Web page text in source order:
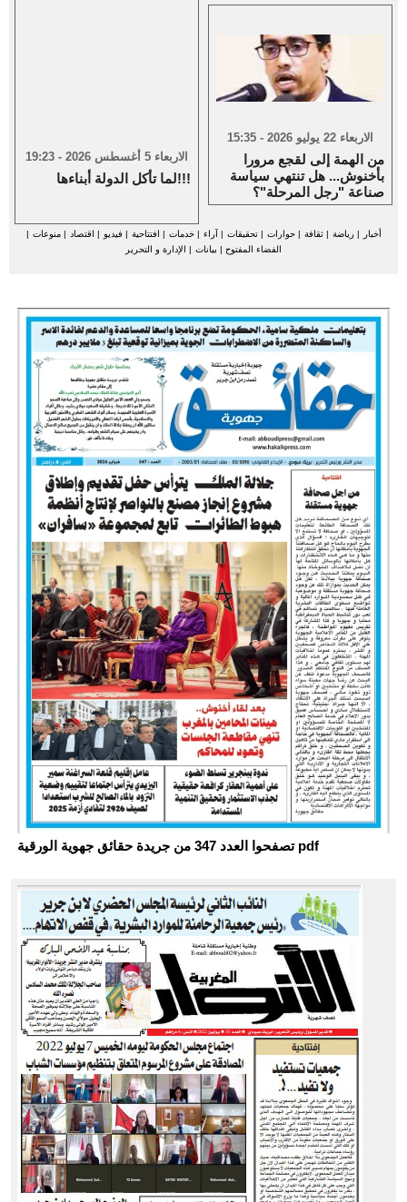
تصفحوا العدد 347 من جريدة حقائق جهوية الورقية pdf
الاربعاء 5 أغسطس 2026 - 19:23
لما تأكل الدولة أبناءها!!!
الاربعاء 22 يوليو 2026 - 15:35
من الهمة إلى لقجع مرورا
بأخنوش... هل تنتهي سياسة
صناعة "رجل المرحلة"؟
أخبار |رياضة |ثقافة |حوارات |تحقيقات | آراء |خدمات | افتتاحية | فيديو | اقتصاد |منوعات |
الفضاء المفتوح | بيانات | الإدارة و التحرير